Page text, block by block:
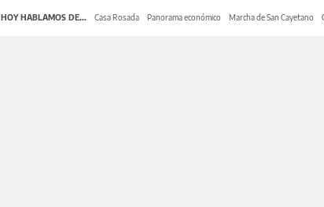
HOY HABLAMOS DE... Casa Rosada Panorama económico Marcha de San Cayetano